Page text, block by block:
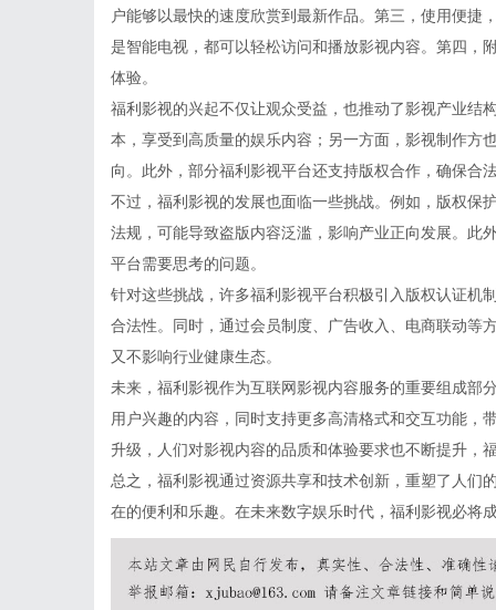
户能够以最快的速度欣赏到最新作品。第三，使用便
是智能电视，都可以轻松访问和播放影视内容。第四，
体验。
福利影视的兴起不仅让观众受益，也推动了影视产业结
本，享受到高质量的娱乐内容；另一方面，影视制作方
向。此外，部分福利影视平台还支持版权合作，确保合
不过，福利影视的发展也面临一些挑战。例如，版权保
法规，可能导致盗版内容泛滥，影响产业正向发展。此
平台需要思考的问题。
针对这些挑战，许多福利影视平台积极引入版权认证机
合法性。同时，通过会员制度、广告收入、电商联动等
又不影响行业健康生态。
未来，福利影视作为互联网影视内容服务的重要组成部
用户兴趣的内容，同时支持更多高清格式和交互功能，
升级，人们对影视内容的品质和体验要求也不断提升，
总之，福利影视通过资源共享和技术创新，重塑了人们
在的便利和乐趣。在未来数字娱乐时代，福利影视必将